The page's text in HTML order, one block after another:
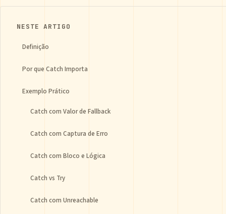
NESTE ARTIGO
Definição
Por que Catch Importa
Exemplo Prático
Catch com Valor de Fallback
Catch com Captura de Erro
Catch com Bloco e Lógica
Catch vs Try
Catch com Unreachable